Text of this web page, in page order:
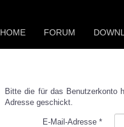
HOME FORUM
Bitte die für das Benutzerkonto
Adresse geschickt.
E-Mail-Adresse *